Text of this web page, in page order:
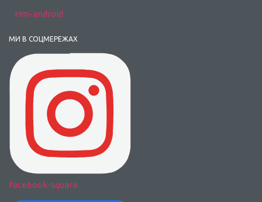
Hm-android
МИ В СОЦМЕРЕЖАХ
Facebook-square